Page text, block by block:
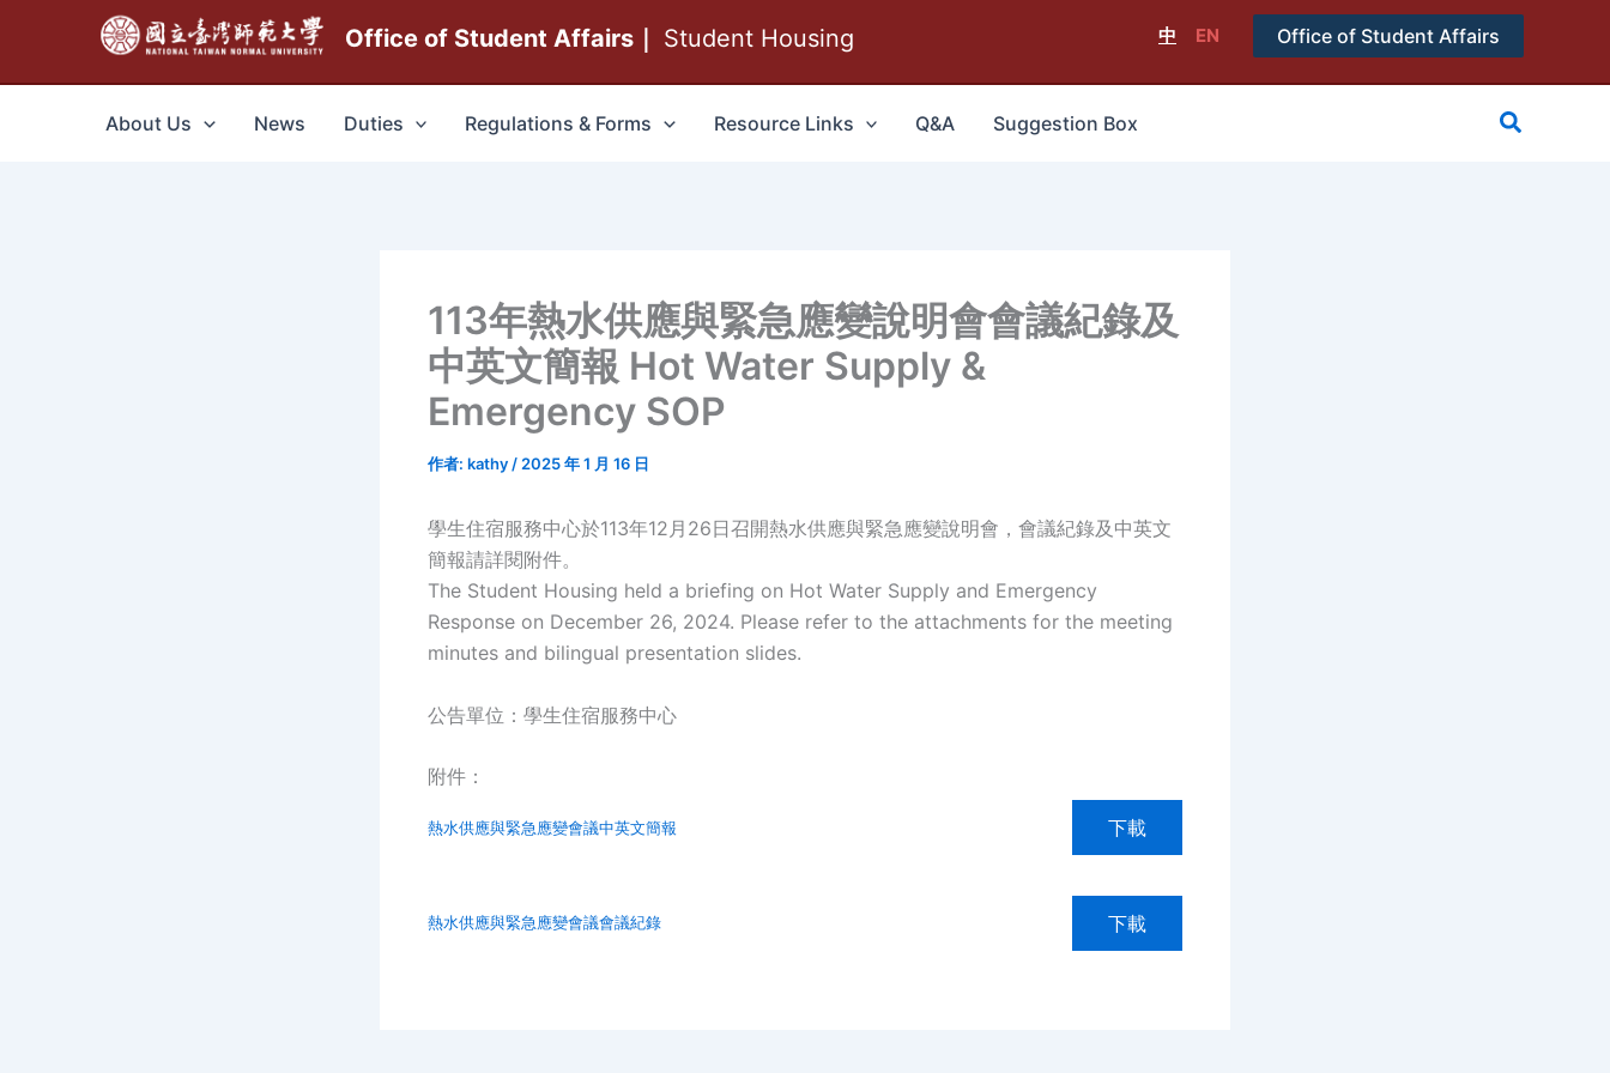
主
Office of Student Affairs｜ Student Housing 中 EN Office of Student Affairs
About Us News Duties Regulations & Forms Resource Links Q&A Suggestion Box
搜
113年熱水供應與緊急應變說明會會議紀錄及
中英文簡報 Hot Water Supply &
Emergency SOP
作者: kathy / 2025 年 1 月 16 日
學生住宿服務中心於113年12月26日召開熱水供應與緊急應變說明會，會議紀錄及中英文
簡報請詳閱附件。
The Student Housing held a briefing on Hot Water Supply and Emergency
Response on December 26, 2024. Please refer to the attachments for the meeting
minutes and bilingual presentation slides.
公告單位：學生住宿服務中心
附件：
熱水供應與緊急應變會議中英文簡報 下載
熱水供應與緊急應變會議會議紀錄 下載